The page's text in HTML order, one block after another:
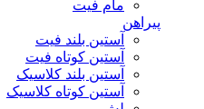
مام فیت
پیراهن
آستین بلند فیت
آستین کوتاه فیت
آستین بلند کلاسیک
آستین کوتاه کلاسیک